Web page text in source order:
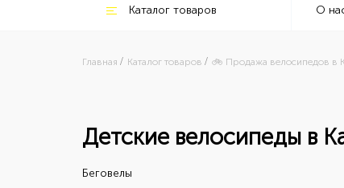
Каталог товаров О
Главная Каталог товаров 🚲 Продажа велосипедов в
Детские велосипеды в
Беговелы